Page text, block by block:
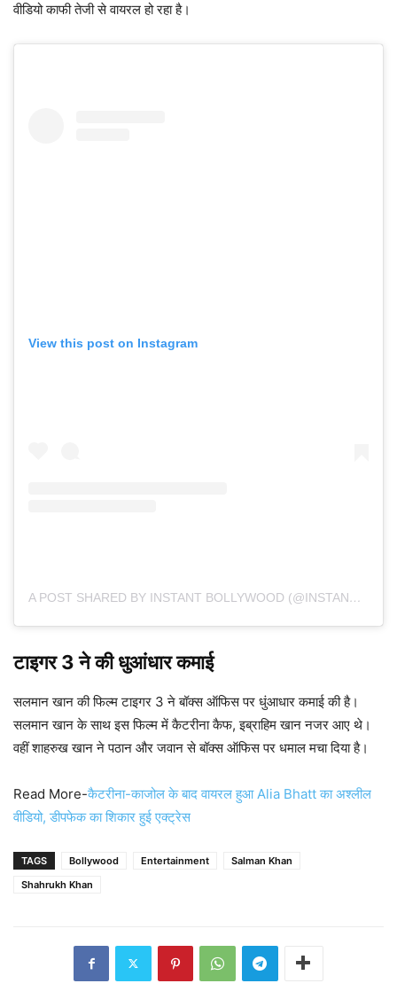
वीडियो काफी तेजी से वायरल हो रहा है।
View this post on Instagram
A POST SHARED BY INSTANT BOLLYWOOD (@INSTANTBOLLYWOOD)
टाइगर 3 ने की धुआंधार कमाई
सलमान खान की फिल्म टाइगर 3 ने बॉक्स ऑफिस पर धुंआधार कमाई की है।
सलमान खान के साथ इस फिल्म में कैटरीना कैफ, इब्राहिम खान नजर आए थे।
वहीं शाहरुख खान ने पठान और जवान से बॉक्स ऑफिस पर धमाल मचा दिया है।
Read More-कैटरीना-काजोल के बाद वायरल हुआ Alia Bhatt का अश्लील
वीडियो, डीपफेक का शिकार हुई एक्ट्रेस
TAGS Bollywood Entertainment
Salman Khan
Shahrukh Khan